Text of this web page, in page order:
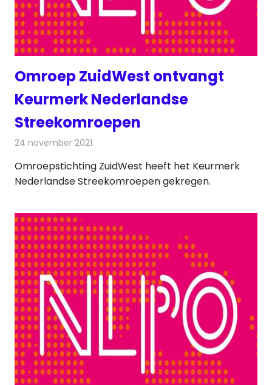
Omroep ZuidWest ontvangt
Keurmerk Nederlandse
Streekomroepen
24 november 2021
Omroepstichting ZuidWest heeft het Keurmerk
Nederlandse Streekomroepen gekregen.